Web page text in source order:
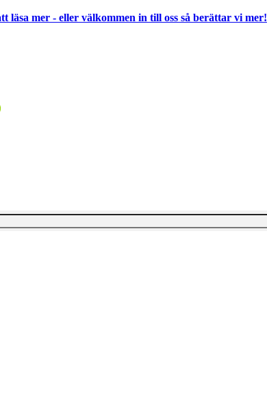
läsa mer - eller välkommen in till oss så berättar vi mer!